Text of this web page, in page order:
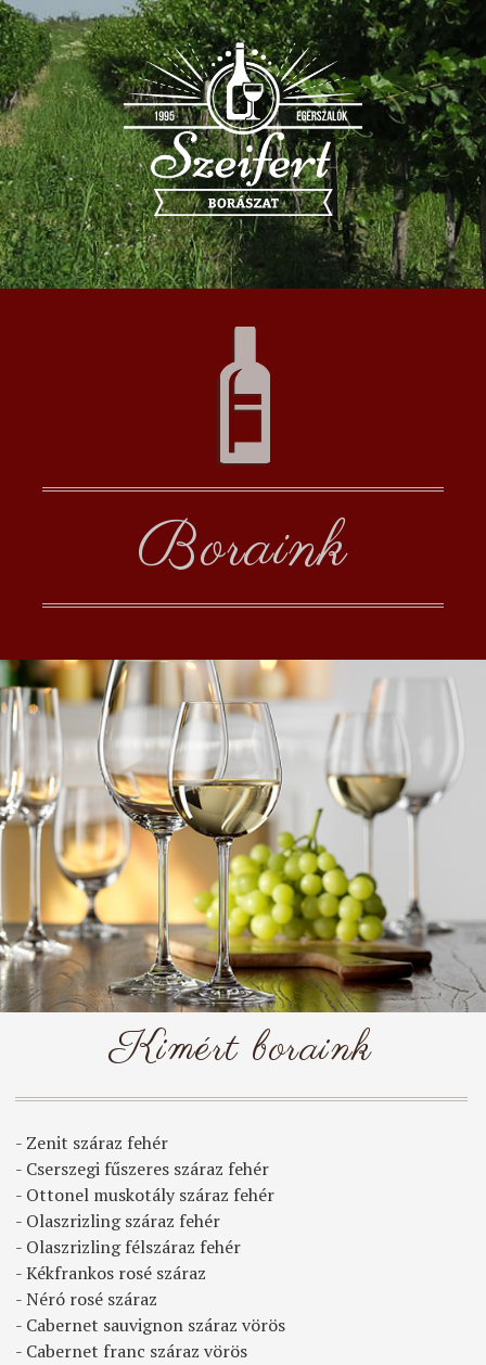
Boraink
Kimért boraink
- Zenit száraz fehér
- Cserszegi fűszeres száraz fehér
- Ottonel muskotály száraz fehér
- Olaszrizling száraz fehér
- Olaszrizling félszáraz fehér
- Kékfrankos rosé száraz
- Néró rosé száraz
- Cabernet sauvignon száraz vörös
- Cabernet franc száraz vörös